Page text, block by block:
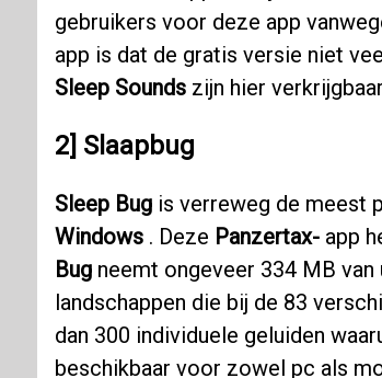
gebruikers voor deze app
app is dat de gratis versie niet
Sleep Soundszijn hier
2] Slaapbug
Sleep Bugis verreweg de meest
Windows. Deze Panzertax-app
Bugneemt ongeveer 334 MB van
landschappen die bij de 83
dan 300 individuele geluiden
beschikbaar voor zowel pc als